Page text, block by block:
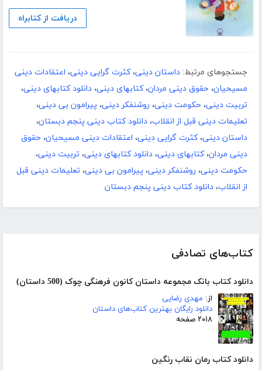
کتاب‌های تصادفی
دانلود کتاب بانک مجموعه داستان کانون فرهنگی چوک (500 داستان)
از: مهدی رضایی
دانلود رایگان بهترین کتاب‌های داستان
۲۰۱۸ صفحه
دانلود کتاب رمان نقاب رنگین
دریافت از کتابراه
جستجوهای مرتبط: داستان دینی،کثرت گرایی دینی، اعتقادات دینی
مسیحیان، حقوق دینی مردان،کتابهای دینی، دانلود کتابهای دینی،
تربیت دینی، حکومت دینی، روشنفکر دینی، پیرامون بی دینی،
تعلیمات دینی قبل از انقلاب، دانلود کتاب دینی پنجم دبستان،
داستان دینی،کثرت گرایی دینی، اعتقادات دینی مسیحیان، حقوق
دینی مردان،کتابهای دینی، دانلود کتابهای دینی، تربیت دینی،
حکومت دینی، روشنفکر دینی، پیرامون بی دینی، تعلیمات دینی قبل
از انقلاب، دانلود کتاب دینی پنجم دبستان